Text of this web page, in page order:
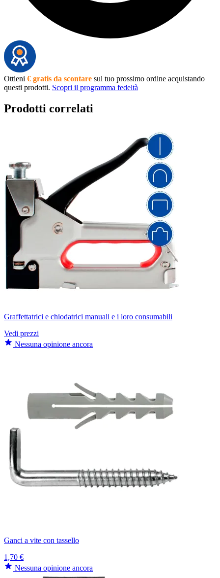
Ottieni € gratis da scontare sul tuo prossimo ordine acquistando
questi prodotti. Scopri il programma fedeltà
Prodotti correlati
Graffettatrici e chiodatrici manuali e i loro consumabili
Vedi prezzi
Nessuna opinione ancora
Ganci a vite con tassello
1,70 €
Nessuna opinione ancora